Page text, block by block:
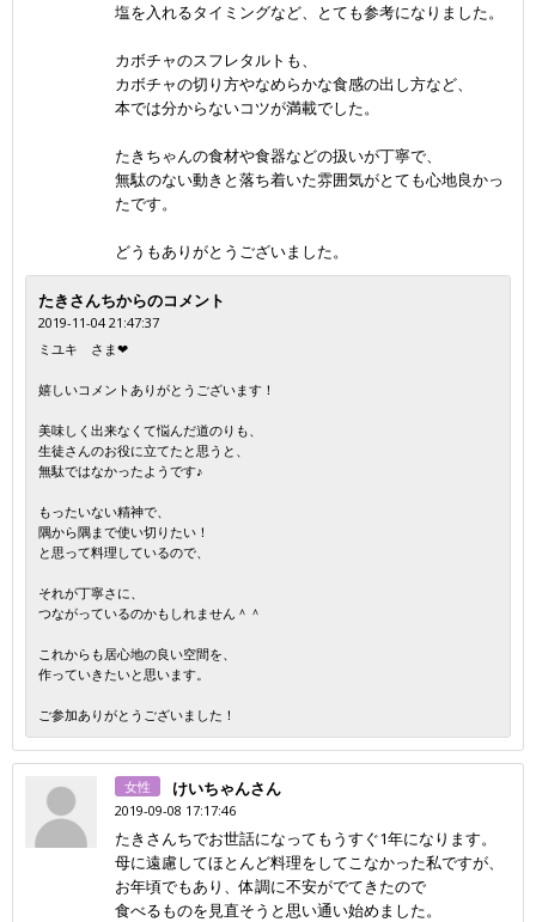
塩を入れるタイミングなど、とても参考になりました。
カボチャのスフレタルトも、
カボチャの切り方やなめらかな食感の出し方など、
本では分からないコツが満載でした。
たきちゃんの食材や食器などの扱いが丁寧で、
無駄のない動きと落ち着いた雰囲気がとても心地良かっ
たです。
どうもありがとうございました。
たきさんちからのコメント
2019-11-04 21:47:37
ミユキ さま❤
嬉しいコメントありがとうございます！
美味しく出来なくて悩んだ道のりも、
生徒さんのお役に立てたと思うと、
無駄ではなかったようです♪
もったいない精神で、
隅から隅まで使い切りたい！
と思って料理しているので、
それが丁寧さに、
つながっているのかもしれません＾＾
これからも居心地の良い空間を、
作っていきたいと思います。
ご参加ありがとうございました！
女性 けいちゃんさん
2019-09-08 17:17:46
たきさんちでお世話になってもうすぐ1年になります。
母に遠慮してほとんど料理をしてこなかった私ですが、
お年頃でもあり、体調に不安がでてきたので
食べるものを見直そうと思い通い始めました。